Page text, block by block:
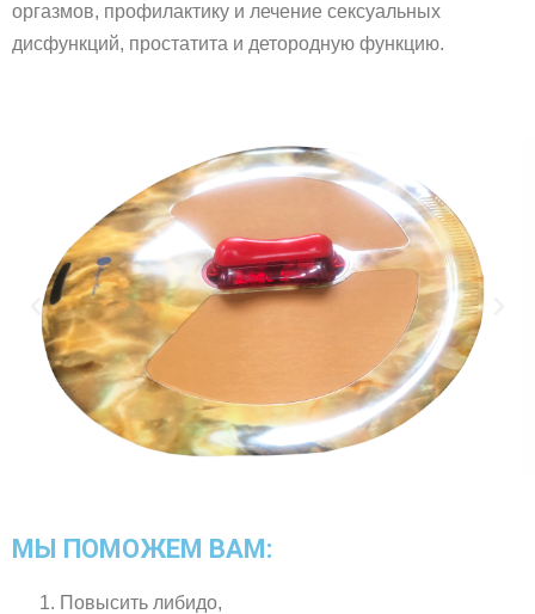
оргазмов, профилактику и лечение сексуальных
дисфункций, простатита и детородную функцию.
МЫ ПОМОЖЕМ ВАМ:
Повысить либидо,